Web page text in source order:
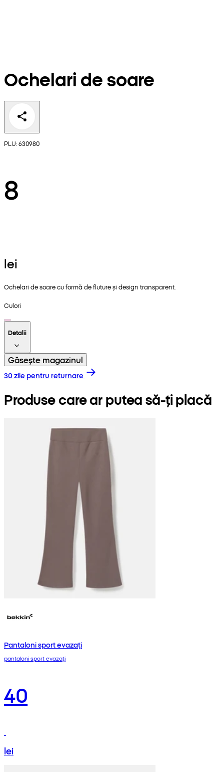
Ochelari de soare
PLU: 630980
8
lei
Ochelari de soare cu formă de fluture și design transparent.
Culori
Detalii
Găsește magazinul
30 zile pentru returnare
Produse care ar putea să-ți placă
Pantaloni sport evazați
pantaloni sport evazați
40
lei